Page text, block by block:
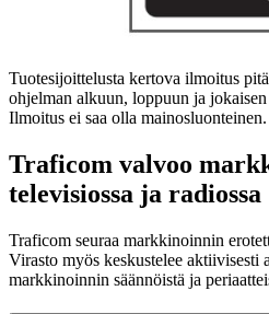
Tuotesijoittelusta kertova ilmoitus
ohjelman alkuun, loppuun ja
Ilmoitus ei saa olla mainosluonteinen.
Traficom valvoo
televisiossa ja radiossa
Traficom seuraa markkinoinnin
Virasto myös keskustelee aktiivisesti
markkinoinnin säännöistä ja